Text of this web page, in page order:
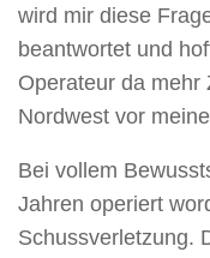
wird mir diese
beantwortet und
Operateur da mehr
Nordwest vor
Bei vollem
Jahren operiert
Schussverletzung.